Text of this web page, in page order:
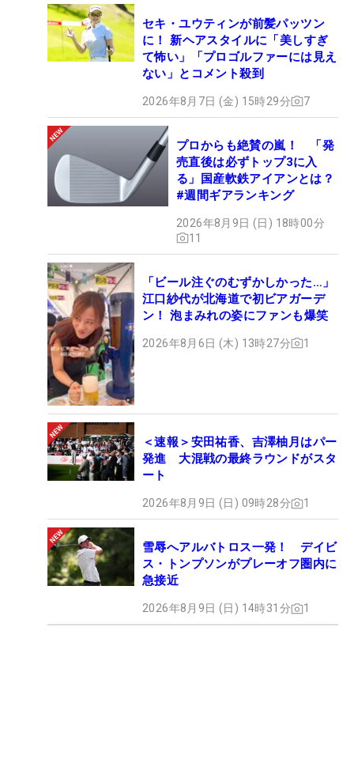
セキ・ユウティンが前髪パッツン
に！ 新ヘアスタイルに「美しすぎ
て怖い」「プロゴルファーには見え
ない」とコメント殺到
2026年8月7日 (金) 15時29分 7
プロからも絶賛の嵐！ 「発
売直後は必ずトップ3に入
る」国産軟鉄アイアンとは？
#週間ギアランキング
2026年8月9日 (日) 18時00分
11
「ビール注ぐのむずかしかった…」
江口紗代が北海道で初ビアガーデ
ン！ 泡まみれの姿にファンも爆笑
2026年8月6日 (木) 13時27分 1
＜速報＞安田祐香、吉澤柚月はパー
発進 大混戦の最終ラウンドがスタ
ート
2026年8月9日 (日) 09時28分 1
雪辱へアルバトロス一発！ デイビ
ス・トンプソンがプレーオフ圏内に
急接近
2026年8月9日 (日) 14時31分 1